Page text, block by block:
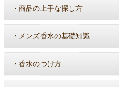
・ 商品の上手な探し方
・ メンズ香水の基礎知識
・ 香水のつけ方